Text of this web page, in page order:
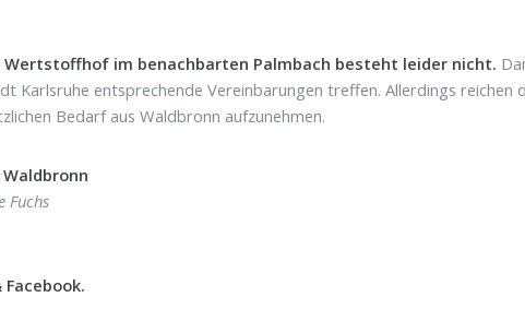
Wertstoffhof im benachbarten Palmbach besteht leider nicht.
Karlsruhe entsprechende Vereinbarungen treffen. Allerdings reichen
Bedarf aus Waldbronn aufzunehmen.
Fuchs